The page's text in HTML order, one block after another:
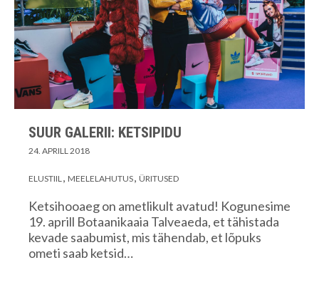
SUUR GALERII: KETSIPIDU
24. APRILL 2018
ELUSTIIL MEELELAHUTUS ÜRITUSED
Ketsihooaeg on ametlikult avatud! Kogunesime
19. aprill Botaanikaaia Talveaeda, et tähistada
kevade saabumist, mis tähendab, et lõpuks
ometi saab ketsid…